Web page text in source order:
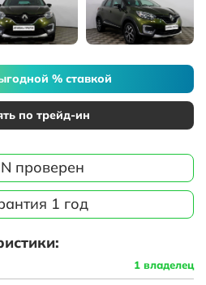
% ставкой
по трейд-ин
проверен
1 год
1 владелец